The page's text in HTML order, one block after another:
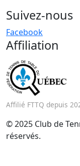
Suivez-nous
Facebook
Affiliation
Affilié FTTQ depuis
© 2025 Club de
réservés.